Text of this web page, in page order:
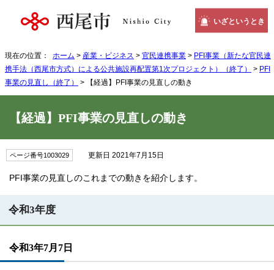
いざというとき
現在の位置： ホーム > 産業・ビジネス > 官民連携事業 > PFI事業（新たな官民連
携手法（西尾市方式）による公共施設再配置第1次プロジェクト）（終了）
> PFI
事業の見直し（終了）
> 【経過】PFI事業の見直しの動き
【経過】PFI事業の見直しの動き
ページ番号1003029 更新日 2021年7月15日
PFI事業の見直しのこれまでの動きを紹介します。
令和3年度
令和3年7月7日